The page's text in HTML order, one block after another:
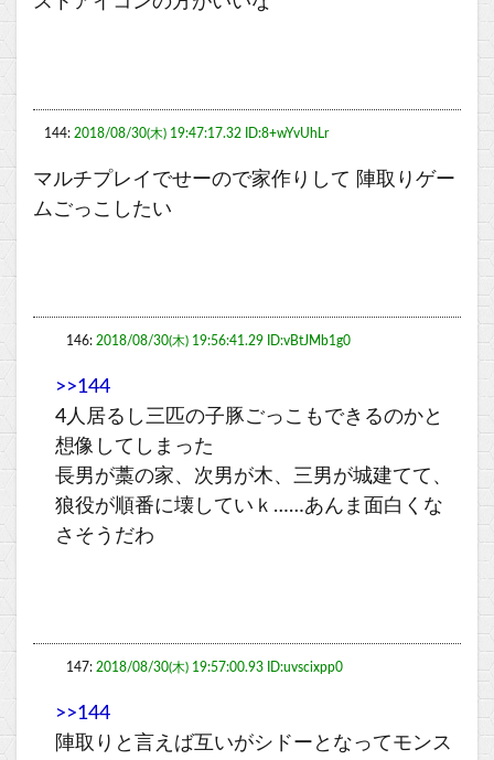
144: 2018/08/30(木) 19:47:17.32 ID:8+wYvUhLr
マルチプレイでせーので家作りして 陣取りゲー
ムごっこしたい
146: 2018/08/30(木) 19:56:41.29 ID:vBtJMb1g0
>>144
4人居るし三匹の子豚ごっこもできるのかと
想像してしまった
長男が藁の家、次男が木、三男が城建てて、
狼役が順番に壊していｋ……あんま面白くな
さそうだわ
147: 2018/08/30(木) 19:57:00.93 ID:uvscixpp0
>>144
陣取りと言えば互いがシドーとなってモンス